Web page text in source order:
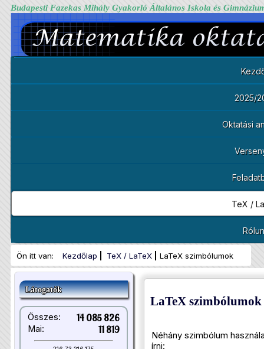
Budapesti Fazekas Mihály Gyakorló Általános Iskola és
2025/
Oktatási
TeX /
Ön itt van: Kezdőlap TeX / LaTeX LaTeX szimbólumok
Látogatók
Összes: 14 085 826
Mai: 11 819
LaTeX szimbólumok
Néhány szimbólum
írni: